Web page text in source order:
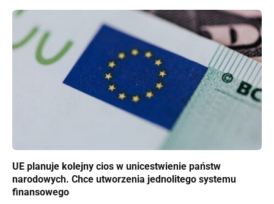
UE planuje kolejny cios w unicestwienie państw
narodowych. Chce utworzenia jednolitego systemu
finansowego